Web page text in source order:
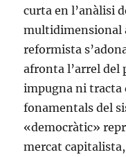
curta en l’anàlisi
multidimensional
reformista
afronta l’arrel del
impugna ni
fonamentals del
«democràtic»
mercat